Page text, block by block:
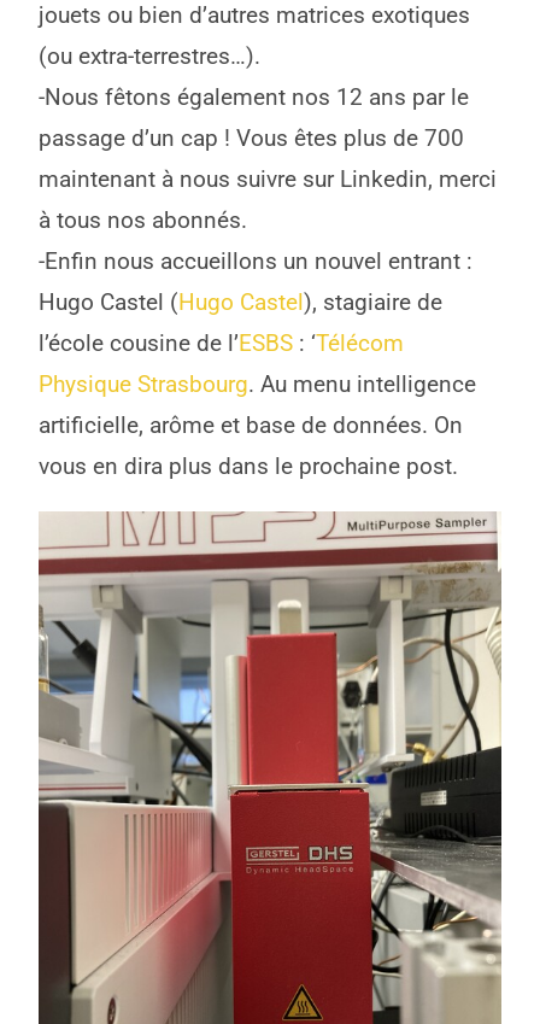
jouets ou bien d’autres matrices exotiques
(ou extra-terrestres…).
-Nous fêtons également nos 12 ans par le
passage d’un cap ! Vous êtes plus de 700
maintenant à nous suivre sur Linkedin, merci
à tous nos abonnés.
-Enfin nous accueillons un nouvel entrant :
Hugo Castel (Hugo Castel), stagiaire de
l’école cousine de l’ESBS : ‘Télécom
Physique Strasbourg. Au menu intelligence
artificielle, arôme et base de données. On
vous en dira plus dans le prochaine post.